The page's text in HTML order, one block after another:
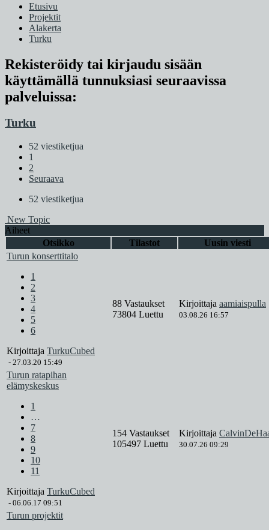
Etusivu
Projektit
Alakerta
Turku
Rekisteröidy tai kirjaudu sisään
käyttämällä tunnuksiasi seuraavissa
palveluissa:
Turku
52 viestiketjua
1
2
Seuraava
52 viestiketjua
New Topic
Aiheet
Otsikko
Tilastot
Uusin viesti
Turun konserttitalo
1
2
3
4
5
6
Kirjoittaja TurkuCubed
- 27.03.20 15:49
88 Vastaukset
73804 Luettu
Kirjoittaja aamiaispulla
03.08.26 16:57
Turun ratapihan
elämyskeskus
1
…
7
8
9
10
11
Kirjoittaja TurkuCubed
- 06.06.17 09:51
154 Vastaukset
105497 Luettu
Kirjoittaja
30.07.26 09:29
Turun projektit